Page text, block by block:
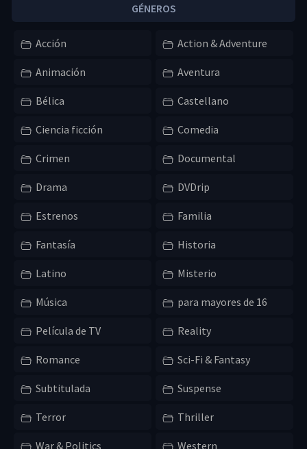
GÉNEROS
Acción Action & Adventure
Animación Aventura
Bélica Castellano
Ciencia ficción Comedia
Crimen Documental
Drama DVDrip
Estrenos Familia
Fantasía Historia
Latino Misterio
Música para mayores de 16
Película de TV Reality
Romance Sci-Fi & Fantasy
Subtitulada Suspense
Terror Thriller
War & Politics Western